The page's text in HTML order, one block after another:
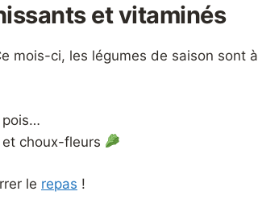
et vitaminés
mois-ci, les légumes de saison sont à
pois…
choux-fleurs
le repas !